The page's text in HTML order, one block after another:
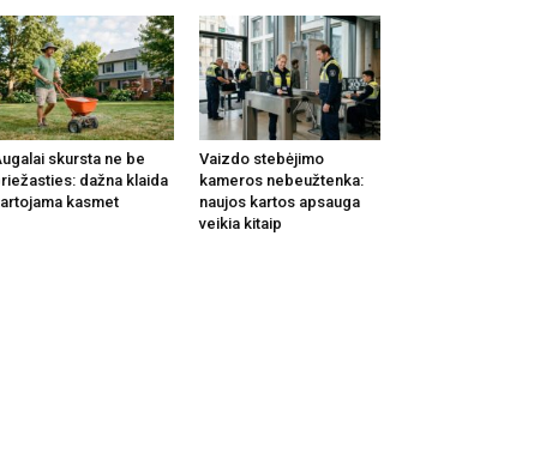
skursta ne be
dažna klaida
kasmet
Vaizdo stebėjimo
kameros nebeužtenka:
naujos kartos apsauga
veikia kitaip